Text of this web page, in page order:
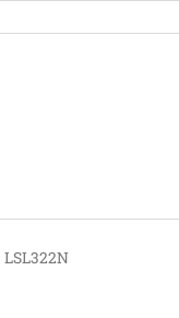
LSL322N